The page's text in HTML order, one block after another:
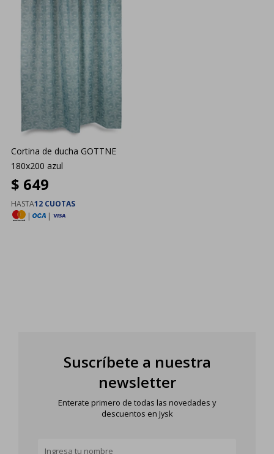
Cortina de ducha GOTTNE
180x200 azul
$ 649
HASTA12 CUOTAS
|
|
Suscríbete a nuestra
newsletter
Enterate primero de todas las novedades y
descuentos en Jysk